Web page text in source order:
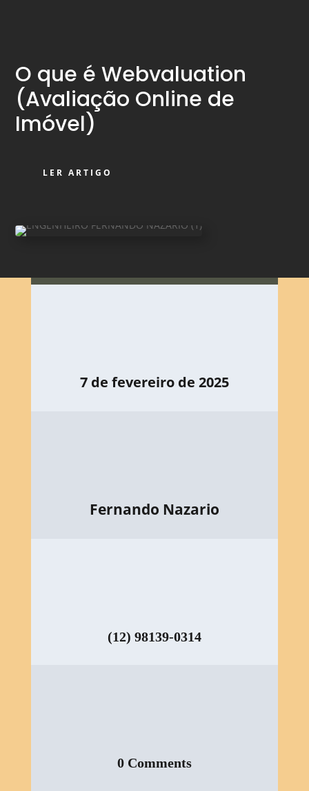
O que é Webvaluation
(Avaliação Online de
Imóvel)
LER ARTIGO
7 de fevereiro de 2025
Fernando Nazario
(12) 98139-0314
0 Comments